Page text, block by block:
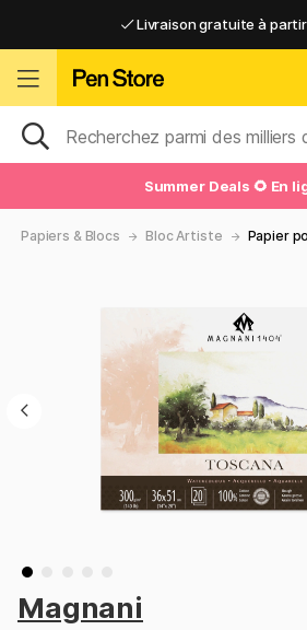
Livraison gratuite à
Livraison domicile ou
Livraison gratuite à partir
Livraison domicile ou
Summer Deals 🌻 En
Papiers & Blocs Bloc Artiste Papier
Magnani